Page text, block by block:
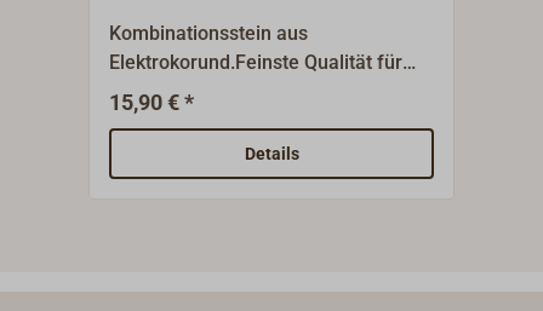
Kombinationsstein aus
Elektrokorund.Feinste Qualität für
Wasser oder Öl.Eine Seite grob, eine
Seite fein.
15,90 € *
Details